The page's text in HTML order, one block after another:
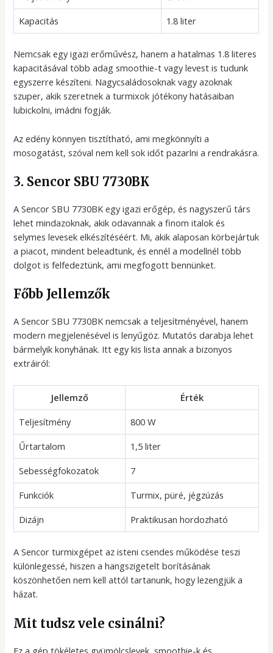
Kapacitás
1.8 liter
Nemcsak egy igazi erőművész, hanem a hatalmas 1.8 literes
kapacitásával több adag smoothie-t vagy levest is tudunk
egyszerre készíteni. Nagycsaládosoknak vagy azoknak
szuper, akik szeretnek a turmixok jótékony hatásaiban
lubickolni, imádni fogják.
Az edény könnyen tisztítható, ami megkönnyíti a
mosogatást, szóval nem kell sok időt pazarlni a rendrakásra.
3. Sencor SBU 7730BK
A Sencor SBU 7730BK egy igazi erőgép, és nagyszerű társ
lehet mindazoknak, akik odavannak a finom italok és
selymes levesek elkészítéséért. Mi, akik alaposan körbejártuk
a piacot, mindent beleadtunk, és ennél a modellnél több
dolgot is felfedeztünk, ami megfogott bennünket.
Főbb Jellemzők
A Sencor SBU 7730BK nemcsak a teljesítményével, hanem
modern megjelenésével is lenyűgöz. Mutatós darabja lehet
bármelyik konyhának. Itt egy kis lista annak a bizonyos
extráiról:
Jellemző
Érték
Teljesítmény
800 W
Űrtartalom
1,5 liter
Sebességfokozatok
7
Funkciók
Turmix, püré, jégzúzás
Dizájn
Praktikusan hordozható
A Sencor turmixgépet az isteni csendes működése teszi
különlegessé, hiszen a hangszigetelt borításának
köszönhetően nem kell attól tartanunk, hogy lezengjük a
házat.
Mit tudsz vele csinálni?
Ez a gép tökéletes gyümölcslevek, smoothie-k és